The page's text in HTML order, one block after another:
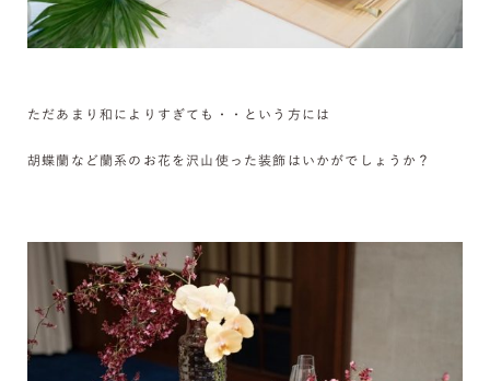
ただあまり和によりすぎても・・という方には
胡蝶蘭など蘭系のお花を沢山使った装飾はいかがでしょうか？